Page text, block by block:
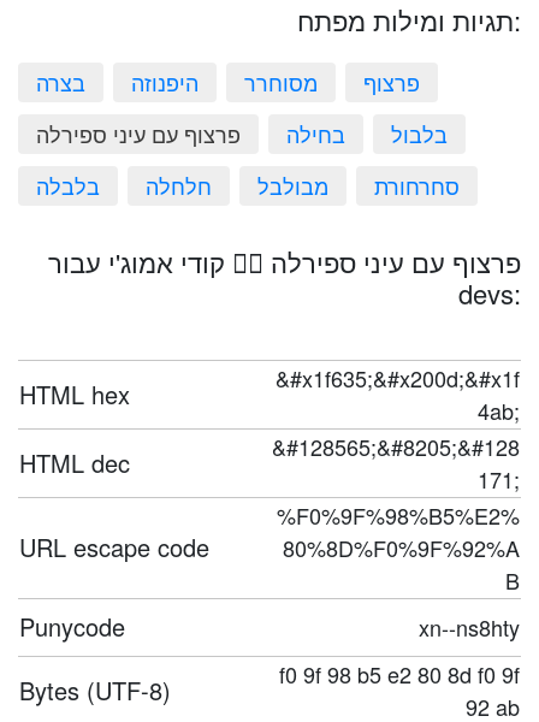
תגיות ומילות מפתח:
בצרה היפנוזה מסוחרר
פרצוף
פרצוף עם עיני ספירלה
בחילה
בלבול
בלבלה
חלחלה מבולבל סחרחורת
פרצוף עם עיני ספירלה 😵‍💫 קודי אמוג'י עבור
devs:
HTML hex
&#x1f635;&#x200d;&#x1f
4ab;
HTML dec
&#128565;&#8205;&#128
171;
URL escape code
%F0%9F%98%B5%E2%
80%8D%F0%9F%92%A
B
Punycode xn--ns8hty
Bytes (UTF-8)
f0 9f 98 b5 e2 80 8d f0 9f
92 ab